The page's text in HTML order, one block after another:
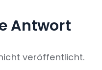
Antwort
veröffentlicht.